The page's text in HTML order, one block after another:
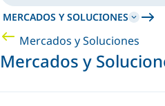
MERCADOS Y SOLUCIONES
Mercados y Soluciones
Mercados y